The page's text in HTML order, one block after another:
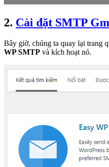
2. Cài đặt SMTP
Bây giờ, chúng ta quay lại trang
WP SMTP và kích hoạt nó.